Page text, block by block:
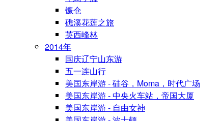
镰仓
礁溪花莲之旅
英西峰林
2014年
国庆辽宁山东游
五一连山行
美国东岸游 - 硅谷，Moma，时代广场
美国东岸游 - 中央火车站，帝国大厦
美国东岸游 - 自由女神